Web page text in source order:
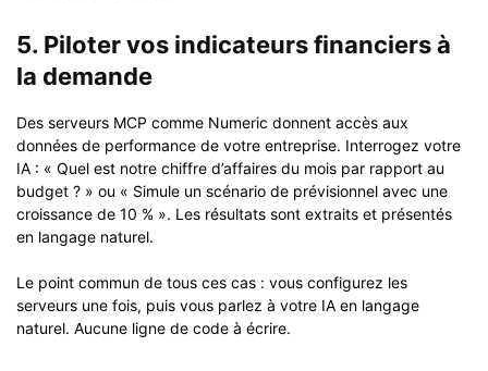
5. Piloter vos indicateurs financiers à
la demande
Des serveurs MCP comme Numeric donnent accès aux
données de performance de votre entreprise. Interrogez votre
IA : « Quel est notre chiffre d’affaires du mois par rapport au
budget ? » ou « Simule un scénario de prévisionnel avec une
croissance de 10 % ». Les résultats sont extraits et présentés
en langage naturel.
Le point commun de tous ces cas : vous configurez les
serveurs une fois, puis vous parlez à votre IA en langage
naturel. Aucune ligne de code à écrire.